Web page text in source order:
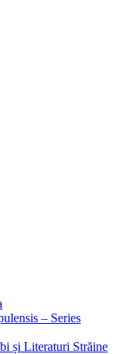
– Series
și Literaturi Străine